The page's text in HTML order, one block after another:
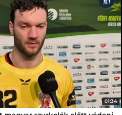
01:34